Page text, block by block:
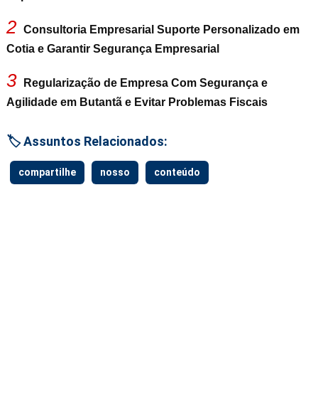
2 Consultoria Empresarial Suporte Personalizado em
Cotia e Garantir Segurança Empresarial
3
Regularização de Empresa Com Segurança e
Agilidade em Butantã e Evitar Problemas Fiscais
🏷️ Assuntos Relacionados:
compartilhe nosso conteúdo